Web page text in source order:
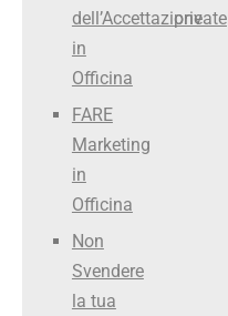
dell’Accettazione
in
Officina
FARE
Marketing
in
Officina
Non
Svendere
la tua
private